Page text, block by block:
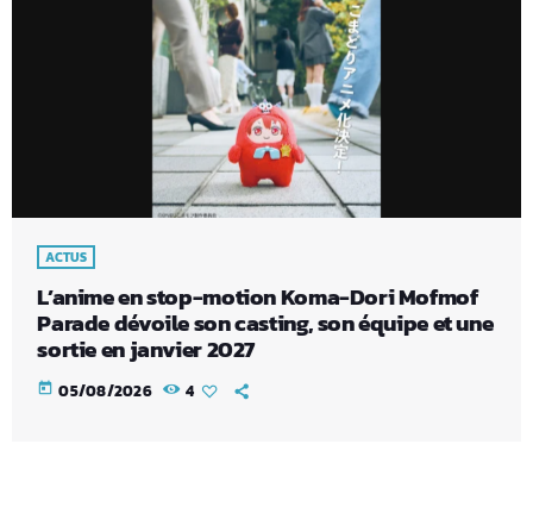
ACTUS
L’anime en stop-motion Koma-Dori Mofmof
Parade dévoile son casting, son équipe et une
sortie en janvier 2027
today 05/08/2026 4